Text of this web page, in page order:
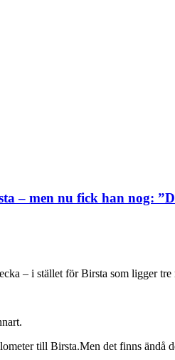
– men nu fick han nog:
– i stället för Birsta som ligger tre
till Birsta.Men det finns ändå